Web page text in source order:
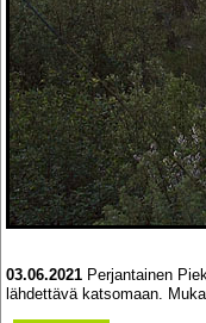
03.06.2021 Perjantainen
lähdettävä katsomaan.